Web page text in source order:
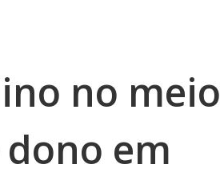
no meio
em